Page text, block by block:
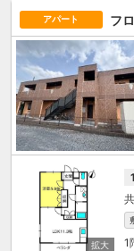
アパート フ
1